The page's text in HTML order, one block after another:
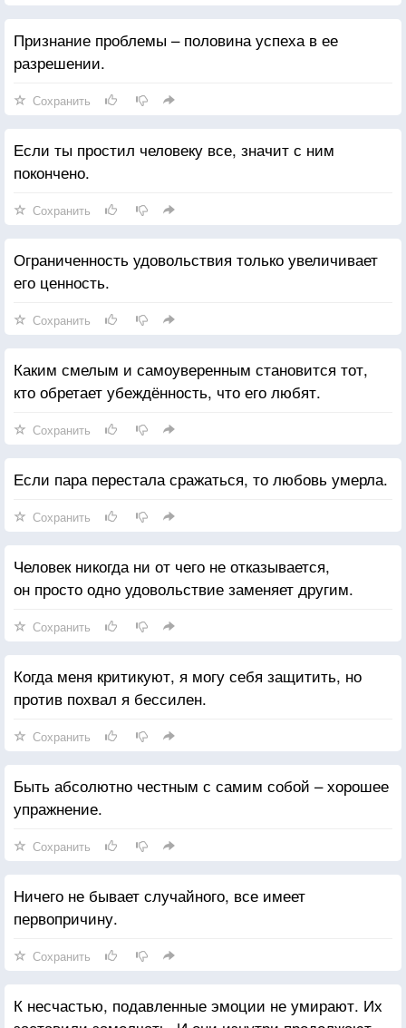
Признание проблемы – половина успеха в ее
разрешении.
Сохранить
Если ты простил человеку все, значит с ним
покончено.
Сохранить
Ограниченность удовольствия только увеличивает
его ценность.
Сохранить
Каким смелым и самоуверенным становится тот,
кто обретает убеждённость, что его любят.
Сохранить
Если пара перестала сражаться, то любовь умерла.
Сохранить
Человек никогда ни от чего не отказывается,
он просто одно удовольствие заменяет другим.
Сохранить
Когда меня критикуют, я могу себя защитить, но
против похвал я бессилен.
Сохранить
Быть абсолютно честным с самим собой – хорошее
упражнение.
Сохранить
Ничего не бывает случайного, все имеет
первопричину.
Сохранить
К несчастью, подавленные эмоции не умирают. Их